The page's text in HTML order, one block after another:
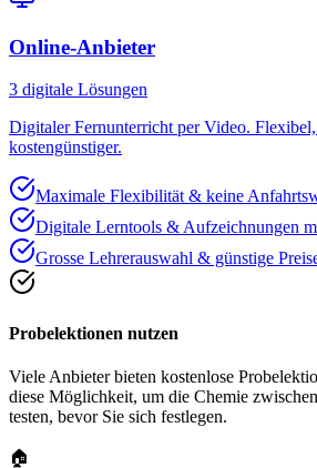
Online-Anbieter
3 digitale Lösungen
Digitaler Fernunterricht per Video.
kostengünstiger.
Maximale Flexibilität & keine
Digitale Lerntools & Aufzeichnungen
Grosse Lehrerauswahl & günstige
Probelektionen nutzen
Viele Anbieter bieten kostenlose
diese Möglichkeit, um die Chemie
testen, bevor Sie sich festlegen.
🏠